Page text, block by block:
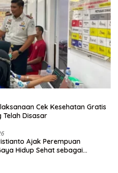
Cek Kesehatan Gratis
Telah Disasar
Ajak Perempuan
Hidup Sehat sebagai